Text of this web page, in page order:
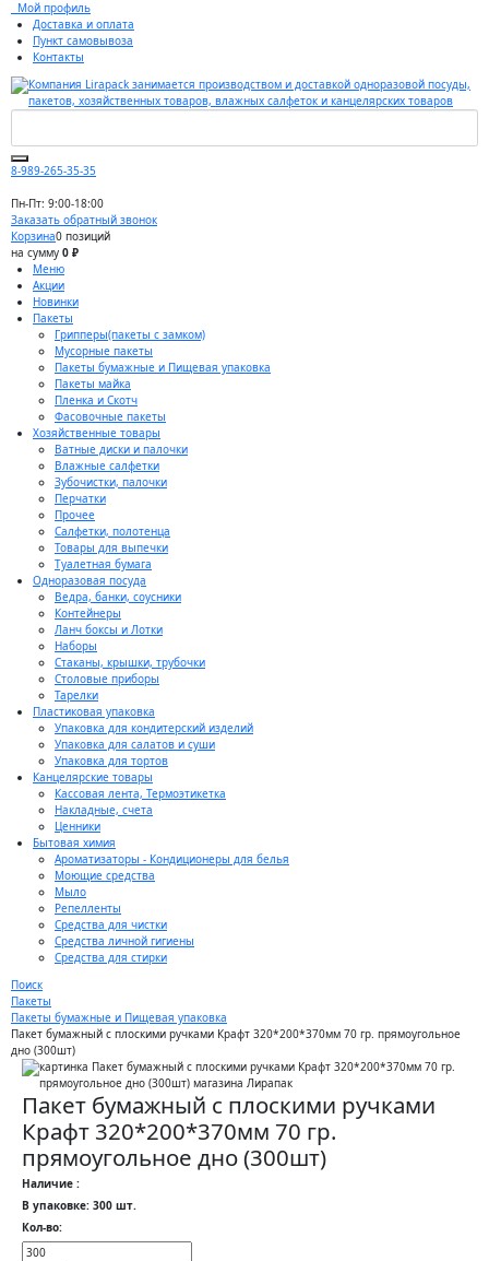
Мой профиль
Доставка и оплата
Пункт самовывоза
Контакты
8-989-265-35-35
Пн-Пт: 9:00-18:00
Заказать обратный звонок
Корзина0 позиций
на сумму 0 ₽
Меню
Акции
Новинки
Пакеты
Грипперы(пакеты с замком)
Мусорные пакеты
Пакеты бумажные и Пищевая упаковка
Пакеты майка
Пленка и Скотч
Фасовочные пакеты
Хозяйственные товары
Ватные диски и палочки
Влажные салфетки
Зубочистки, палочки
Перчатки
Прочее
Салфетки, полотенца
Товары для выпечки
Туалетная бумага
Одноразовая посуда
Ведра, банки, соусники
Контейнеры
Ланч боксы и Лотки
Наборы
Стаканы, крышки, трубочки
Столовые приборы
Тарелки
Пластиковая упаковка
Упаковка для кондитерский изделий
Упаковка для салатов и суши
Упаковка для тортов
Канцелярские товары
Кассовая лента, Термоэтикетка
Накладные, счета
Ценники
Бытовая химия
Ароматизаторы - Кондиционеры для белья
Моющие средства
Мыло
Репелленты
Средства для чистки
Средства личной гигиены
Средства для стирки
Поиск
Пакеты
Пакеты бумажные и Пищевая упаковка
Пакет бумажный с плоскими ручками Крафт 320*200*370мм 70 гр. прямоугольное
дно (300шт)
Пакет бумажный с плоскими ручками
Крафт 320*200*370мм 70 гр.
прямоугольное дно (300шт)
Наличие :
В упаковке: 300 шт.
Кол-во: